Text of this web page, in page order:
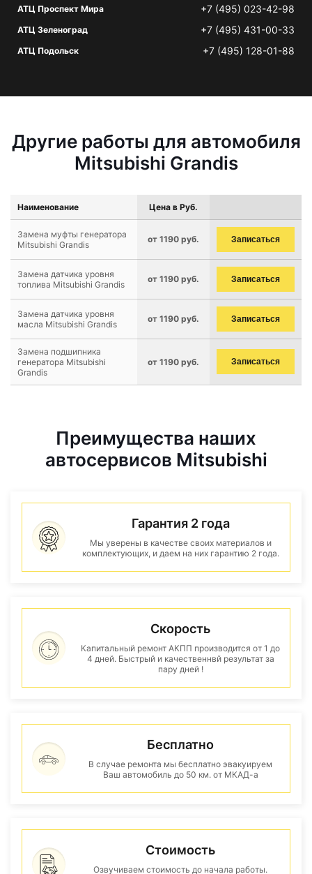
АТЦ Проспект Мира +7 (495) 023-42-98
АТЦ Зеленоград +7 (495) 431-00-33
АТЦ Подольск +7 (495) 128-01-88
Другие работы для автомобиля
Mitsubishi Grandis
Наименование Цена в Руб.
Замена муфты генератора
Mitsubishi Grandis
от 1190 руб. Записаться
Замена датчика уровня
топлива Mitsubishi Grandis
от 1190 руб. Записаться
Замена датчика уровня
масла Mitsubishi Grandis
от 1190 руб. Записаться
Замена подшипника
генератора Mitsubishi
Grandis
от 1190 руб. Записаться
Преимущества наших
автосервисов Mitsubishi
Гарантия 2 года
Мы уверены в качестве своих материалов и
комплектующих, и даем на них гарантию 2 года.
Скорость
Капитальный ремонт АКПП производится от 1 до
4 дней. Быстрый и качественнвй результат за
пару дней !
Бесплатно
В случае ремонта мы бесплатно эвакуируем
Ваш автомобиль до 50 км. от МКАД-а
Стоимость
Озвучиваем стоимость до начала работы.